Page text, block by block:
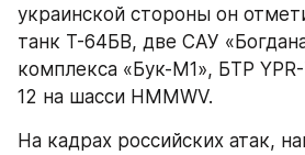
украинской стороны он
танк Т-64БВ, две САУ
комплекса «Бук-М1», БТР
12 на шасси HMMWV.
На кадрах российских атак,